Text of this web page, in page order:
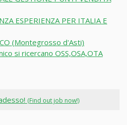
ESPERIENZA PER ITALIA E
(Montegrosso d'Asti)
si ricercano OSS,OSA,OTA
(Find out job now!)